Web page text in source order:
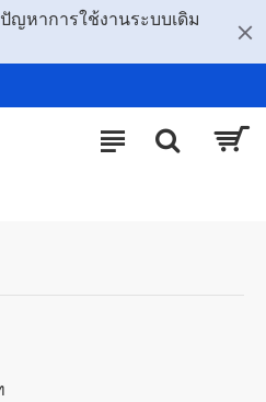
ญหาการใช้งานระบบเดิม